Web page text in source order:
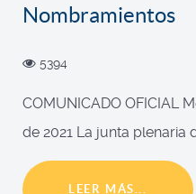
Nombramientos
5394
COMUNICADO OFICIAL
de 2021 La junta plenaria
LEER MÁS...